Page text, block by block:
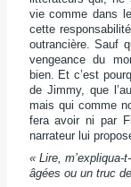
vie comme dans
cette
outrancière. Sauf
vengeance du
bien. Et c’est
de Jimmy, que
mais qui comme
fera avoir ni par
narrateur lui
« Lire, m’expliqua-
âgées ou un truc